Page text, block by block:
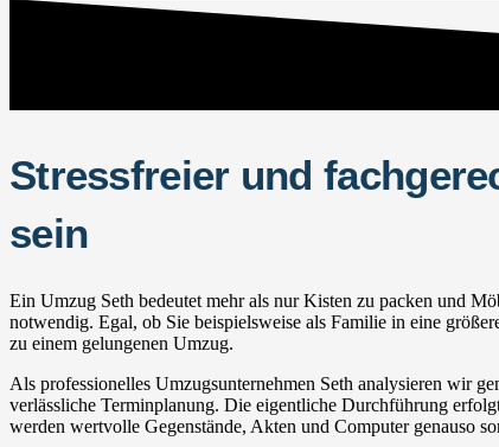
Stressfreier und
sein
Ein Umzug Seth bedeutet mehr als nur Kisten zu packen und
notwendig. Egal, ob Sie beispielsweise als Familie in eine
zu einem gelungenen Umzug.
Als professionelles Umzugsunternehmen Seth analysieren wir
verlässliche Terminplanung. Die eigentliche Durchführung
werden wertvolle Gegenstände, Akten und Computer genauso